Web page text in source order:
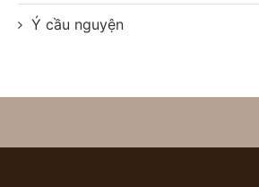
Ý cầu nguyện